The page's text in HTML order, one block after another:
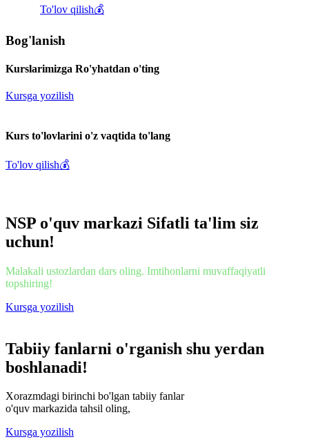
To'lov qilish💰
Bog'lanish
Kurslarimizga Ro'yhatdan o'ting
Kursga yozilish
Kurs to'lovlarini o'z vaqtida to'lang
To'lov qilish💰
NSP o'quv markazi Sifatli ta'lim siz
uchun!
Malakali ustozlardan dars oling. Imtihonlarni muvaffaqiyatli
topshiring!
Kursga yozilish
Tabiiy fanlarni o'rganish shu yerdan
boshlanadi!
Xorazmdagi birinchi bo'lgan tabiiy fanlar
o'quv markazida tahsil oling,
Kursga yozilish